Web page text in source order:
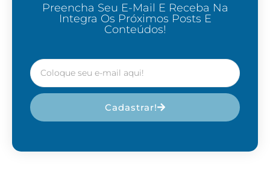
Preencha Seu E-Mail E Receba Na
Integra Os Próximos Posts E
Conteúdos!
Cadastrar!